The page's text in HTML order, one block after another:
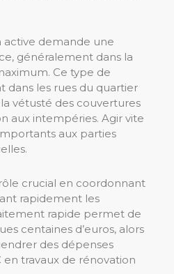
active demande une
généralement dans la
Ce type de
les rues du quartier
vétusté des couvertures
aux intempéries. Agir vite
aux parties
crucial en coordonnant
rapidement les
rapide permet de
centaines d’euros, alors
des dépenses
en travaux de rénovation